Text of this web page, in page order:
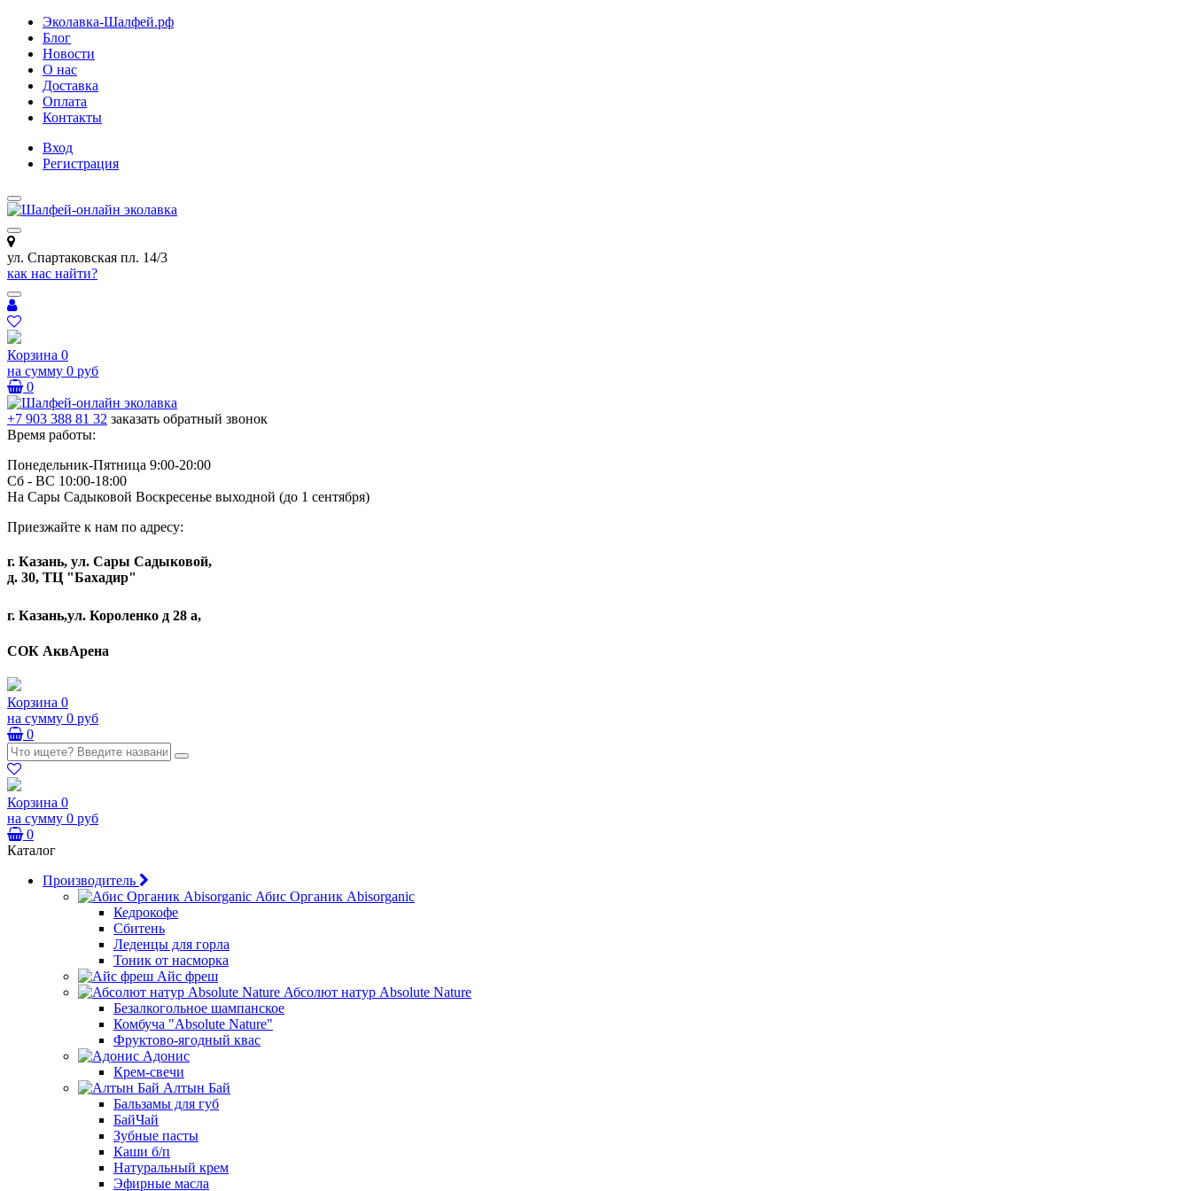
Эколавка-Шалфей.рф
Блог
Новости
О нас
Доставка
Оплата
Контакты
Вход
Регистрация
ул. Спартаковская пл. 14/3
как нас найти?
Корзина 0
на сумму 0 руб
0
+7 903 388 81 32 заказать обратный звонок
Время работы:
Понедельник-Пятница 9:00-20:00
Сб - ВС 10:00-18:00
На Сары Садыковой Воскресенье выходной (до 1 сентября)
Приезжайте к нам по адресу:
г. Казань, ул. Сары Садыковой,
д. 30, ТЦ "Бахадир"
г. Казань,ул. Короленко д 28 а,
СОК АквАрена
Корзина 0
на сумму 0 руб
0
Корзина 0
на сумму 0 руб
0
Каталог
Производитель
Абис Органик Abisorganic
Кедрокофе
Сбитень
Леденцы для горла
Тоник от насморка
Айс фреш
Абсолют натур Absolute Nature
Безалкогольное шампанское
Комбуча "Absolute Nature"
Фруктово-ягодный квас
Адонис
Крем-свечи
Алтын Бай
Бальзамы для губ
БайЧай
Зубные пасты
Каши б/п
Натуральный крем
Эфирные масла